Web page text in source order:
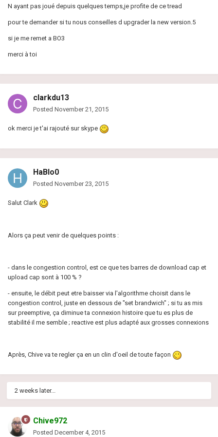
N ayant pas joué depuis quelques temps,je profite de ce tread
pour te demander si tu nous conseilles d upgrader la new version.5
si je me remet a BO3
merci à toi
clarkdu13
Posted November 21, 2015
ok merci je t'ai rajouté sur skype
HaBlo0
Posted November 23, 2015
Salut Clark
Alors ça peut venir de quelques points :
- dans le congestion control, est ce que tes barres de download cap et
upload cap sont à 100 % ?
- ensuite, le débit peut etre baisser via l'algorithme choisit dans le
congestion control, juste en dessous de "set brandwich" ; si tu as mis
sur preemptive, ça diminue ta connexion histoire que tu es plus de
stabilité il me semble ; reactive est plus adapté aux grosses connexions
Après, Chive va te regler ça en un clin d'oeil de toute façon
2 weeks later...
Chive972
Posted December 4, 2015